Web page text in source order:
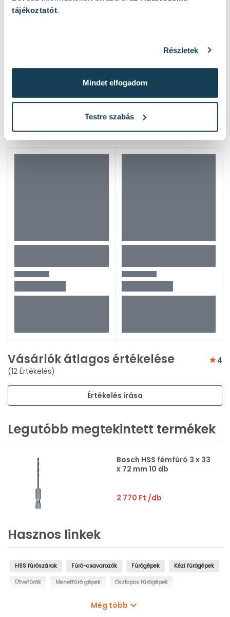
tájékoztatót.
Részletek
Mindet elfogadom
Testre szabás
Hasonló termékek
Vásárlók átlagos értékelése
(12 Értékelés)
4
Értékelés írása
Legutóbb megtekintett termékek
Bosch HSS fémfúró 3 x 33
x 72 mm 10 db
2 770 Ft /db
Hasznos linkek
HSS fúrószárak Fúró-csavarozók Fúrógépek Kézi fúrógépek
Ütvefúrók Menetfúró gépek Oszlopos fúrógépek
Még több